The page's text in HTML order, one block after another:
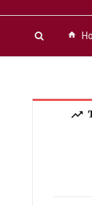
home
trending_up